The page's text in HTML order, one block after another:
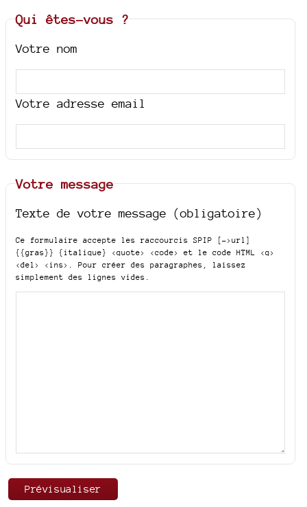
Qui êtes-vous ?
Votre nom
Votre adresse email
Votre message
Texte de votre message (obligatoire)
Ce formulaire accepte les raccourcis SPIP
[->url]
{{gras}} {italique} <quote> <code>
et le code HTML <q>
<del> <ins> . Pour créer des paragraphes, laissez
simplement des lignes vides.